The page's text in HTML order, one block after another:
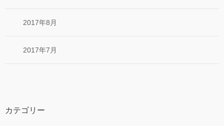
2017年8月
2017年7月
カテゴリー